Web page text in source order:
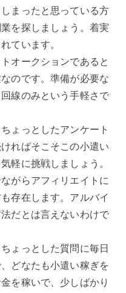
まったと思っている方
を探しましょう。着実
ています。
オークションであると
のです。準備が必要な
線のみという手軽さで
ょっとしたアンケート
ればそこそこの小遣い
軽に挑戦しましょう。
がらアフィリエイトに
存在します。アルバイ
だとは言えないわけで
ょっとした質問に毎日
どなたも小遣い稼ぎを
を稼いで、少しばかり